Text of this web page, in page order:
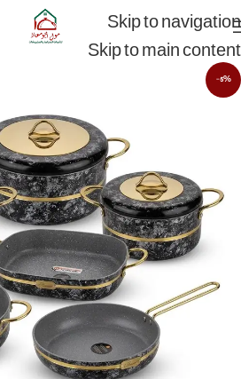
Skip to navigation
Skip to main content
-5%